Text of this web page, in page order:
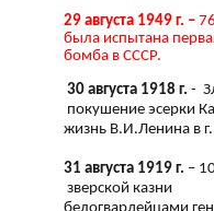
29 августа 1949 г. –
была испытана
бомба в СССР.
30 августа 1918 г. -
покушение эсерки
жизнь В.И.Ленина в
31 августа 1919 г. –
зверской казни